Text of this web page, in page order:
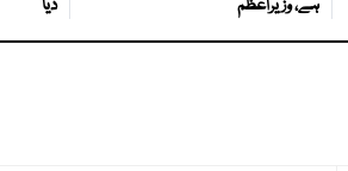
ہے، وزیراعظم
دیا